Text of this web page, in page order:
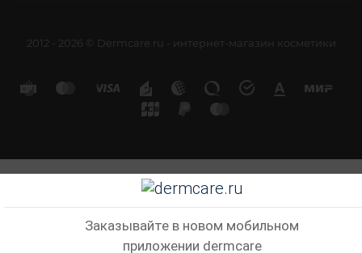
2012 - 2026 © Dermcare.ru - интернет-магазин косметики
Заказывайте в новом мобильном
приложении dermcare